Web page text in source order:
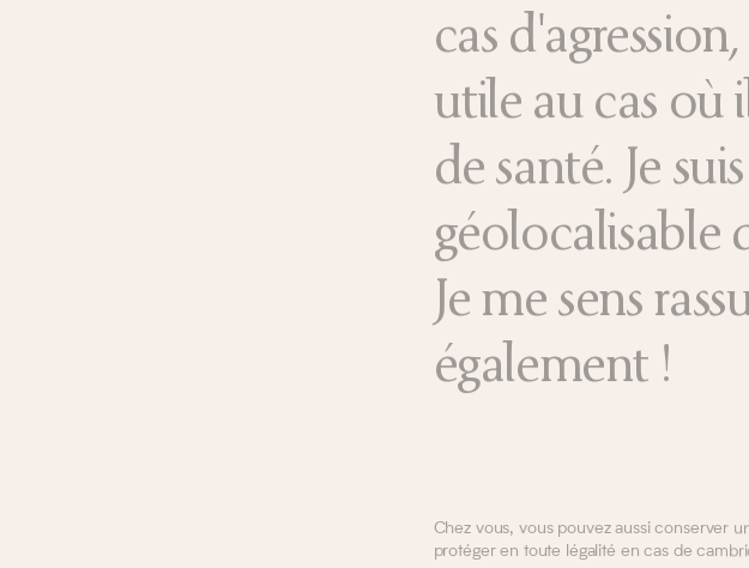
cas
utile au cas où
de santé. Je
géolocalisable
Je me sens
également !
Chez vous, vous pouvez aussi conserver
protéger en toute légalité en cas de